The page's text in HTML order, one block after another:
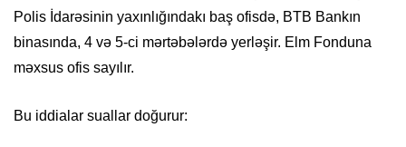
Polis İdarəsinin yaxınlığındakı baş ofisdə, BTB Bankın
binasında, 4 və 5-ci mərtəbələrdə yerləşir. Elm Fonduna
məxsus ofis sayılır.
Bu iddialar suallar doğurur: